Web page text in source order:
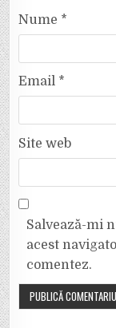
Nume *
Email *
Site web
Salvează-mi
acest
comentez.